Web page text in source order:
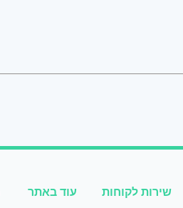
שירות לקוחות עוד באתר